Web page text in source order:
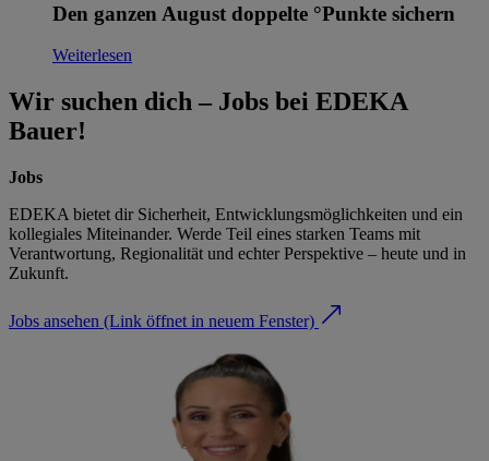
Den ganzen August doppelte °Punkte sichern
Weiterlesen
Wir suchen dich – Jobs bei EDEKA
Bauer!
Jobs
EDEKA bietet dir Sicherheit, Entwicklungsmöglichkeiten und ein
kollegiales Miteinander. Werde Teil eines starken Teams mit
Verantwortung, Regionalität und echter Perspektive – heute und in
Zukunft.
Jobs ansehen (Link öffnet in neuem Fenster)